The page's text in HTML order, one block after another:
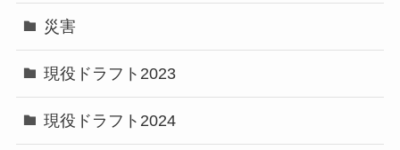
災害
現役ドラフト2023
現役ドラフト2024